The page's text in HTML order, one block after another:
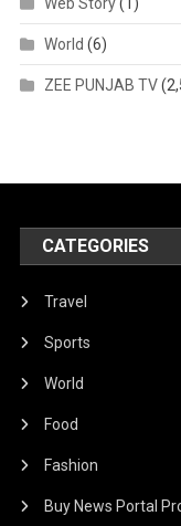
World (6)
ZEE PUNJAB TV
CATEGORIES
Travel
Sports
World
Food
Fashion
Buy News Portal